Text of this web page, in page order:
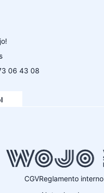
06 43 08
CGVReglamento interno